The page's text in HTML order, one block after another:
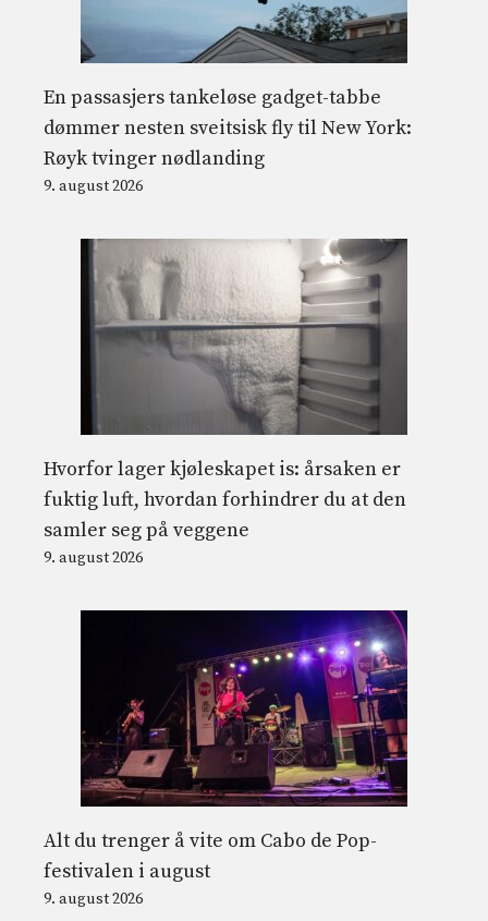
En passasjers tankeløse gadget-tabbe
dømmer nesten sveitsisk fly til New York:
Røyk tvinger nødlanding
9. august 2026
Hvorfor lager kjøleskapet is: årsaken er
fuktig luft, hvordan forhindrer du at den
samler seg på veggene
9. august 2026
Alt du trenger å vite om Cabo de Pop-
festivalen i august
9. august 2026